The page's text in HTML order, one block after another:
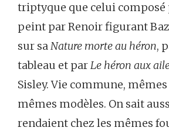
triptyque que celui
peint par Renoir figurant
sur saNature morte au héron,
tableau et parLe héron aux
Sisley. Vie commune,
mêmes modèles. On sait
rendaient chez les mêmes